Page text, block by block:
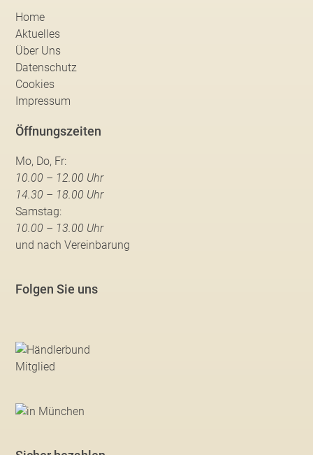
Home
Aktuelles
Über Uns
Datenschutz
Cookies
Impressum
Öffnungszeiten
Mo, Do, Fr:
10.00 – 12.00 Uhr
14.30 – 18.00 Uhr
Samstag:
10.00 – 13.00 Uhr
und nach Vereinbarung
Folgen Sie uns